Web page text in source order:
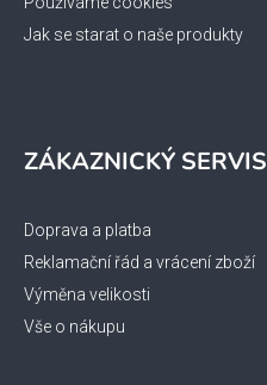
Jak se starat o naše produkty
ZÁKAZNICKÝ SERVIS
Doprava a platba
Reklamační řád a vrácení zboží
Výměna velikosti
Vše o nákupu